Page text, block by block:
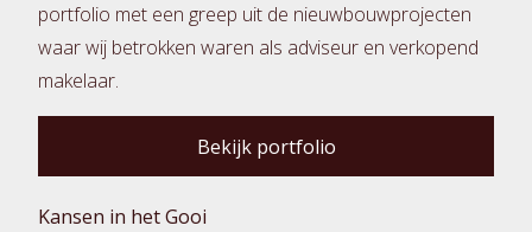
portfolio met een greep uit de nieuwbouwprojecten
waar wij betrokken waren als adviseur en verkopend
makelaar.
Bekijk portfolio
Kansen in het Gooi